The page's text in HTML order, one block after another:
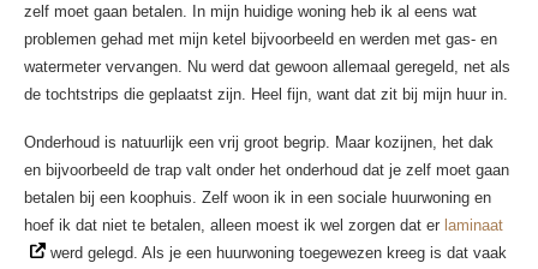
zelf moet gaan betalen. In mijn huidige woning heb ik al eens wat
problemen gehad met mijn ketel bijvoorbeeld en werden met gas- en
watermeter vervangen. Nu werd dat gewoon allemaal geregeld, net als
de tochtstrips die geplaatst zijn. Heel fijn, want dat zit bij mijn huur in.
Onderhoud is natuurlijk een vrij groot begrip. Maar kozijnen, het dak
en bijvoorbeeld de trap valt onder het onderhoud dat je zelf moet gaan
betalen bij een koophuis. Zelf woon ik in een sociale huurwoning en
hoef ik dat niet te betalen, alleen moest ik wel zorgen dat er laminaat
werd gelegd. Als je een huurwoning toegewezen kreeg is dat vaak